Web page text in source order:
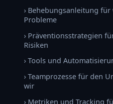
› Behebungsanleitung
Probleme
› Präventionsstrategien
Risiken
› Tools und
› Teamprozesse für den
wir
› Metriken und Tracking